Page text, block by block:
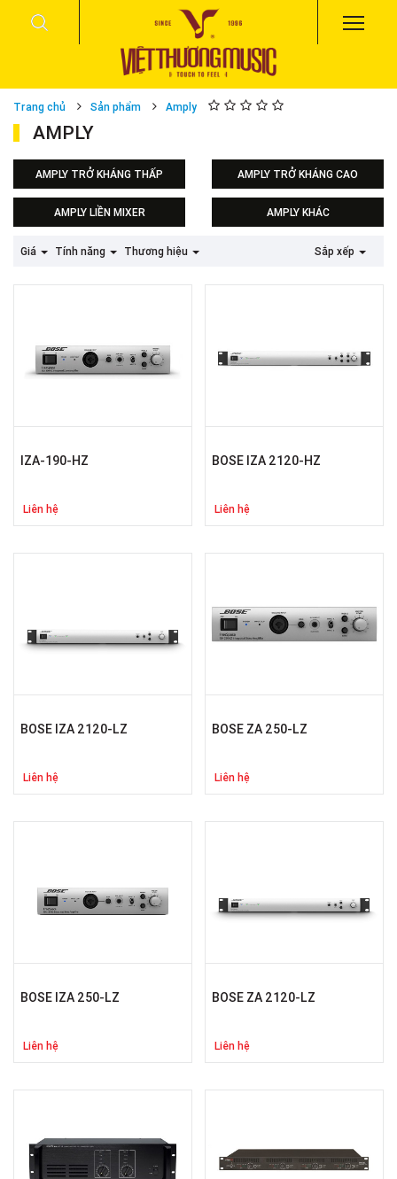
Trang chủ Sản phẩm Amply
AMPLY
AMPLY TRỞ KHÁNG THẤP AMPLY TRỞ KHÁNG CAO
AMPLY LIỀN MIXER AMPLY KHÁC
Amply Soundking
Giá Tính năng Thương hiệu Sắp xếp
IZA-190-HZ
Liên hệ
BOSE IZA 2120-HZ
Liên hệ
BOSE IZA 2120-LZ
Liên hệ
BOSE ZA 250-LZ
Liên hệ
BOSE IZA 250-LZ
Liên hệ
BOSE ZA 2120-LZ
Liên hệ